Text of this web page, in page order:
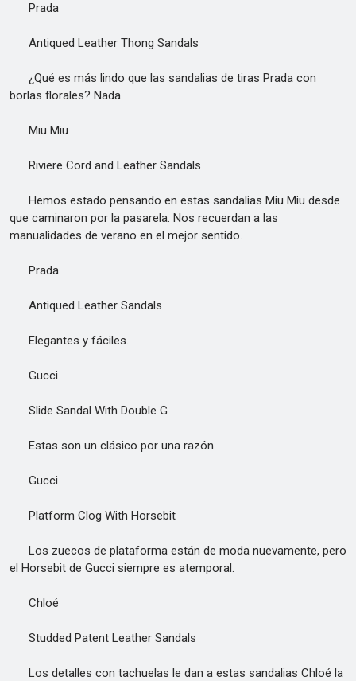
Prada
Antiqued Leather Thong Sandals
¿Qué es más lindo que las sandalias de tiras Prada con
borlas florales? Nada.
Miu Miu
Riviere Cord and Leather Sandals
Hemos estado pensando en estas sandalias Miu Miu desde
que caminaron por la pasarela. Nos recuerdan a las
manualidades de verano en el mejor sentido.
Prada
Antiqued Leather Sandals
Elegantes y fáciles.
Gucci
Slide Sandal With Double G
Estas son un clásico por una razón.
Gucci
Platform Clog With Horsebit
Los zuecos de plataforma están de moda nuevamente, pero
el Horsebit de Gucci siempre es atemporal.
Chloé
Studded Patent Leather Sandals
Los detalles con tachuelas le dan a estas sandalias Chloé la